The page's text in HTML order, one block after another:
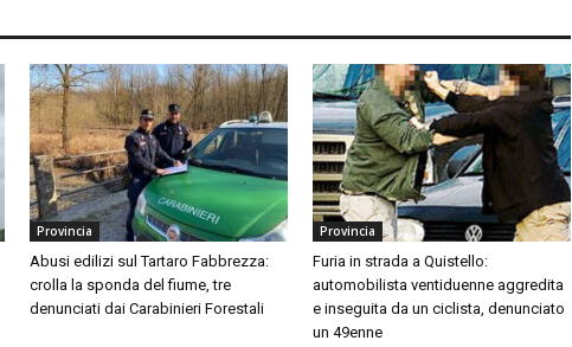
Provincia
Abusi edilizi sul Tartaro Fabbrezza:
crolla la sponda del fiume, tre
denunciati dai Carabinieri Forestali
Provincia
Furia in strada a Quistello:
automobilista ventiduenne aggredita
e inseguita da un ciclista, denunciato
un 49enne